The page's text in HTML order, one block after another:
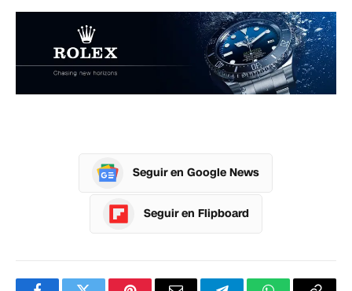
Seguir en Google News
Seguir en Flipboard